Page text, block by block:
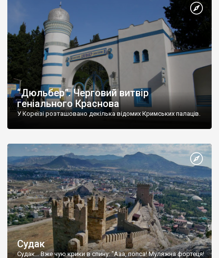
“Дюльбер”. Черговий витвір
геніального Краснова
У Кореїзі розташовано декілька відомих Кримських палаців.
Судак
Судак... Вже чую крики в спину: "Ааа, попса! Муляжна фортеця!